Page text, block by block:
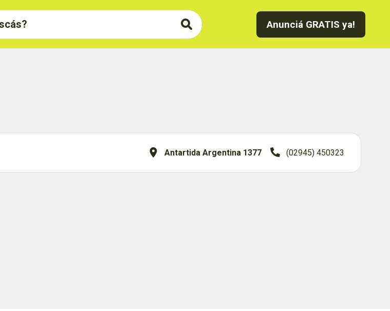
Anunciá GRATIS ya!
Antartida Argentina 1377 (02945) 450323